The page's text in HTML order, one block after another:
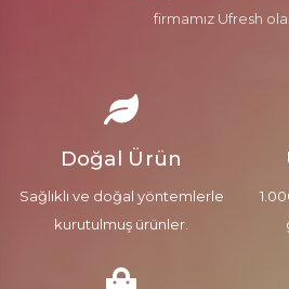
firmamız Ufresh
Doğal Ürün
Sağlıklı ve doğal yöntemlerle
kurutulmuş ürünler.